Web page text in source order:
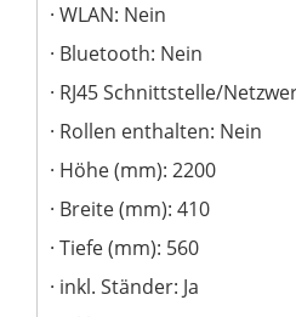
WLAN: Nein
Bluetooth: Nein
RJ45 Schnittstelle/
Rollen enthalten: Nein
Höhe (mm): 2200
Breite (mm): 410
Tiefe (mm): 560
inkl. Ständer: Ja